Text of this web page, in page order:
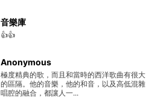
音樂庫
👍👍
Anonymous
極度精典的歌，而且和當時的西洋歌曲有很大
的區隔。他的音樂，他的和音，以及高低混雜
唱腔的融合，都讓人一...